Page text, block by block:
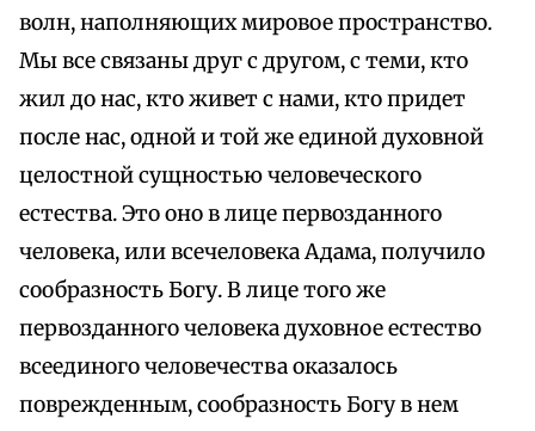
волн, наполняющих мировое пространство.
Мы все связаны друг с другом, с теми, кто
жил до нас, кто живет с нами, кто придет
после нас, одной и той же единой духовной
целостной сущностью человеческого
естества. Это оно в лице первозданного
человека, или всечеловека Адама, получило
сообразность Богу. В лице того же
первозданного человека духовное естество
всеединого человечества оказалось
поврежденным, сообразность Богу в нем